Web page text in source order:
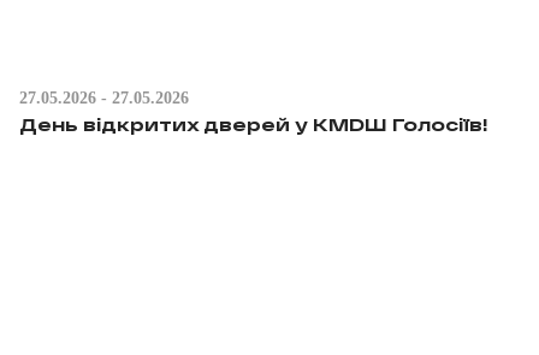
27.05.2026 - 27.05.2026
День відкритих дверей у KMDШ Голосіїв!